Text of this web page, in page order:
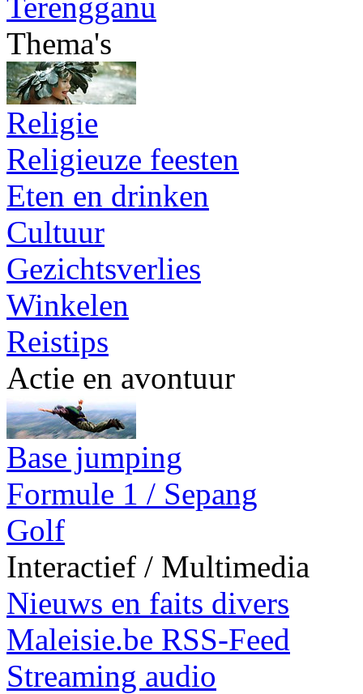
Thema's
Religie
Religieuze feesten
Eten en drinken
Cultuur
Gezichtsverlies
Winkelen
Reistips
Actie en avontuur
Base jumping
Formule 1 / Sepang
Golf
Interactief / Multimedia
Nieuws en faits divers
Maleisie.be RSS-Feed
Streaming audio